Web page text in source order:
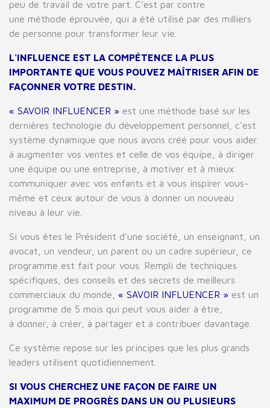
peu de travail de votre part. C'est par contre
une méthode éprouvée, qui a été utilisé par des milliers
de personne pour transformer leur vie.
L'INFLUENCE EST LA COMPÉTENCE LA PLUS
IMPORTANTE QUE VOUS POUVEZ MAÎTRISER AFIN DE
FAÇONNER VOTRE DESTIN.
« SAVOIR INFLUENCER » est une méthode basé sur les
dernières technologie du développement personnel, c'est
système dynamique que nous avons créé pour vous aider
à augmenter vos ventes et celle de vos équipe, à diriger
une équipe ou une entreprise, à motiver et à mieux
communiquer avec vos enfants et à vous inspirer vous-
même et ceux autour de vous à donner un nouveau
niveau à leur vie.
Si vous êtes le Président d'une société, un enseignant, un
avocat, un vendeur, un parent ou un cadre supérieur, ce
programme est fait pour vous. Rempli de techniques
spécifiques, des conseils et des secrets de meilleurs
commerciaux du monde,
« SAVOIR INFLUENCER » est un
programme de 5 mois qui peut vous aider à être,
à donner, à créer, à partager et à contribuer davantage.
Ce système repose sur les principes que les plus grands
leaders utilisent quotidiennement.
SI VOUS CHERCHEZ UNE FAÇON DE FAIRE UN
MAXIMUM DE PROGRÈS DANS UN OU PLUSIEURS